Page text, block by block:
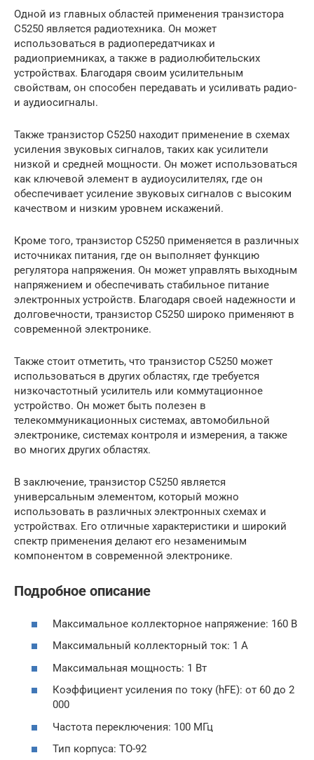
Одной из главных областей применения транзистора
C5250 является радиотехника. Он может
использоваться в радиопередатчиках и
радиоприемниках, а также в радиолюбительских
устройствах. Благодаря своим усилительным
свойствам, он способен передавать и усиливать радио-
и аудиосигналы.
Также транзистор C5250 находит применение в схемах
усиления звуковых сигналов, таких как усилители
низкой и средней мощности. Он может использоваться
как ключевой элемент в аудиоусилителях, где он
обеспечивает усиление звуковых сигналов с высоким
качеством и низким уровнем искажений.
Кроме того, транзистор C5250 применяется в различных
источниках питания, где он выполняет функцию
регулятора напряжения. Он может управлять выходным
напряжением и обеспечивать стабильное питание
электронных устройств. Благодаря своей надежности и
долговечности, транзистор C5250 широко применяют в
современной электронике.
Также стоит отметить, что транзистор C5250 может
использоваться в других областях, где требуется
низкочастотный усилитель или коммутационное
устройство. Он может быть полезен в
телекоммуникационных системах, автомобильной
электронике, системах контроля и измерения, а также
во многих других областях.
В заключение, транзистор C5250 является
универсальным элементом, который можно
использовать в различных электронных схемах и
устройствах. Его отличные характеристики и широкий
спектр применения делают его незаменимым
компонентом в современной электронике.
Подробное описание
Максимальное коллекторное напряжение: 160 В
Максимальный коллекторный ток: 1 А
Максимальная мощность: 1 Вт
Коэффициент усиления по току (hFE): от 60 до 2
000
Частота переключения: 100 МГц
Тип корпуса: TO-92